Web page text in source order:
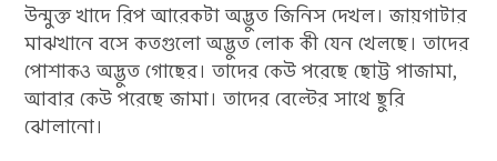
উন্মুক্ত খাদে রিপ আরেকটা অদ্ভুত জিনিস দেখল। জায়গাটার
মাঝখানে বসে কতগুলো অদ্ভুত লোক কী যেন খেলছে। তাদের
পোশাকও অদ্ভুত গোছের। তাদের কেউ পরেছে ছোট্ট পাজামা,
আবার কেউ পরেছে জামা। তাদের বেল্টের সাথে ছুরি
ঝোলানো।